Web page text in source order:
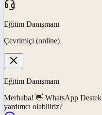
Eğitim Danışmanı
Çevrimiçi (online)
Eğitim Danışmanı
Merhaba! 👋 WhatsApp Destek
yardımcı olabiliriz?